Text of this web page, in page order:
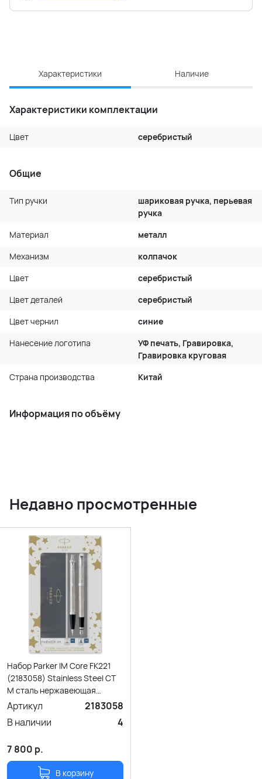
Характеристики Наличие
Характеристики комплектации
Цвет серебристый
Общие
Тип ручки
шариковая ручка, перьевая
ручка
Материал
металл
Механизм
колпачок
Цвет
серебристый
Цвет деталей
серебристый
Цвет чернил
синие
Нанесение логотипа
УФ печать, Гравировка,
Гравировка круговая
Страна производства
Китай
Информация по объёму
Недавно просмотренные
Набор Parker IM Core FK221
(2183058) Stainless Steel CT
M сталь нержавеющая
подар.кор.
Артикул
2183058
В наличии
4
7 800 р.
В корзину